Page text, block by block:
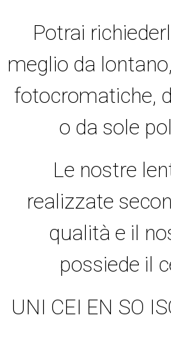
Potrai
meglio da
fotocromatiche,
o da sole
Le nostre
realizzate
qualità e il
possiede il
UNI CEI EN SO